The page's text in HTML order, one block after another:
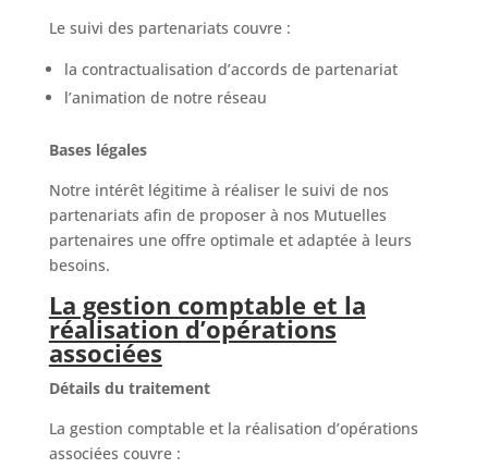
Le suivi des partenariats couvre :
la contractualisation d’accords de partenariat
l’animation de notre réseau
Bases légales
Notre intérêt légitime à réaliser le suivi de nos
partenariats afin de proposer à nos Mutuelles
partenaires une offre optimale et adaptée à leurs
besoins.
La gestion comptable et la
réalisation d’opérations
associées
Détails du traitement
La gestion comptable et la réalisation d’opérations
associées couvre :